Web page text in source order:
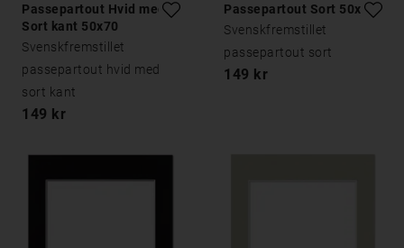
Passepartout Hvid med
Sort kant 50x70
Svenskfremstillet
passepartout hvid med
sort kant
149 kr
Passepartout Sort 50x70
Svenskfremstillet
passepartout sort
149 kr